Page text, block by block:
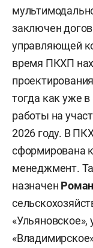
заключен
управляющей
время ПКХП
тогда как уже
работы на
2026 году. В
сформирована
менеджмент.
назначен
«Ульяновское»,